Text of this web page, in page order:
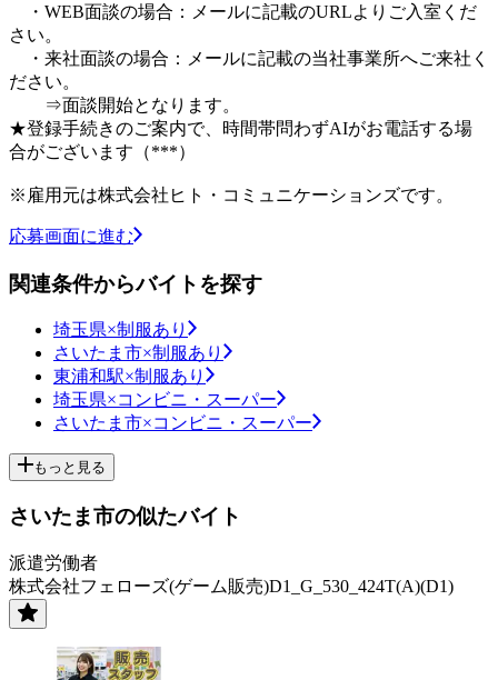
・WEB面談の場合：メールに記載のURLよりご入室くだ
さい。
・来社面談の場合：メールに記載の当社事業所へご来社く
ださい。
⇒面談開始となります。
★登録手続きのご案内で、時間帯問わずAIがお電話する場
合がございます（***）
※雇用元は株式会社ヒト・コミュニケーションズです。
応募画面に進む
関連条件からバイトを探す
埼玉県×制服あり
さいたま市×制服あり
東浦和駅×制服あり
埼玉県×コンビニ・スーパー
さいたま市×コンビニ・スーパー
もっと見る
さいたま市の似たバイト
派遣労働者
株式会社フェローズ(ゲーム販売)D1_G_530_424T(A)(D1)